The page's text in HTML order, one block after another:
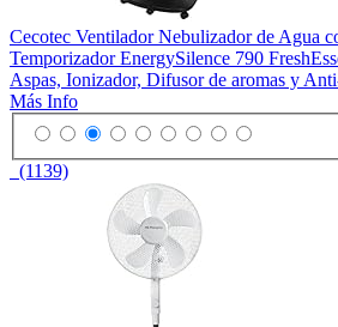
Cecotec Ventilador Nebulizador de Agua
Temporizador EnergySilence 790
Aspas, Ionizador, Difusor de aromas y
Más Info
(1139)